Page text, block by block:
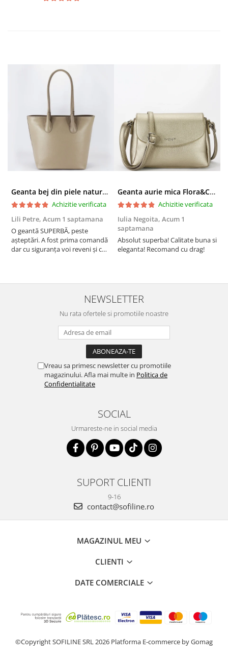
Geanta bej din piele naturala 8966 123
Achizitie verificata
Lili Petre, Acum 1 saptamana
O geantă SUPERBĂ, peste
așteptări. A fost prima comandă
dar cu siguranța voi reveni și cu
doua zi). RECOMAND SOFILINE!!!
Geanta aurie mica Flora&CO Paris H6930 16
Achizitie verificata
Iulia Negoita, Acum 1
saptamana
Absolut superba! Calitate buna si
eleganta! Recomand cu drag!
NEWSLETTER
Nu rata ofertele si promotiile noastre
Vreau sa primesc newsletter cu promotiile
magazinului. Afla mai multe in Politica de
Confidentialitate
SOCIAL
Urmareste-ne in social media
SUPORT CLIENTI
9-16
contact@sofiline.ro
MAGAZINUL MEU
CLIENTI
DATE COMERCIALE
©Copyright SOFILINE SRL 2026 Platforma E-commerce by Gomag